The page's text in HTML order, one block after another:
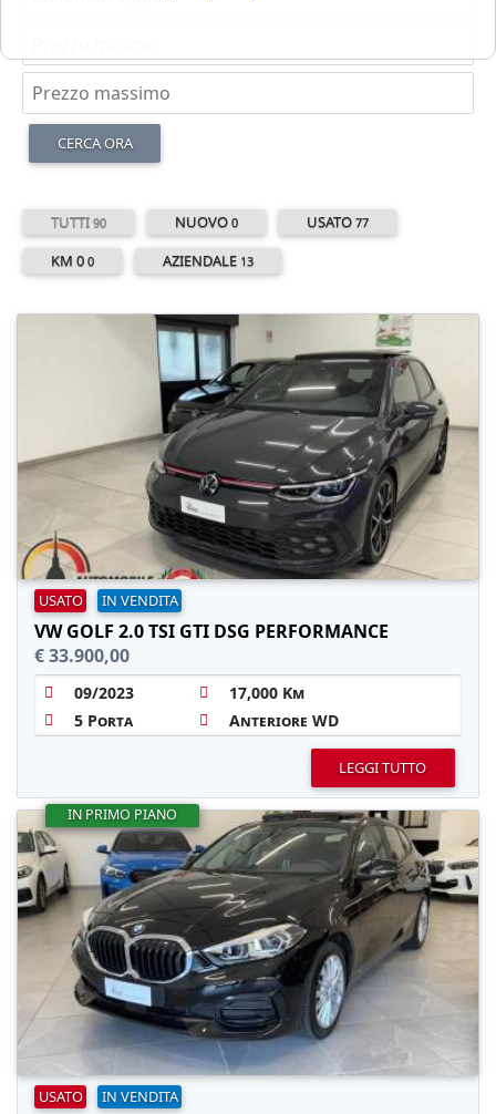
CERCA ORA
TUTTI 90 NUOVO 0 USATO 77
KM 0 0 AZIENDALE 13
USATO IN VENDITA
VW GOLF 2.0 TSI GTI DSG PERFORMANCE
€ 33.900,00
09/2023
17,000 Km
5 Porta
Anteriore WD
LEGGI TUTTO
IN PRIMO PIANO
USATO IN VENDITA